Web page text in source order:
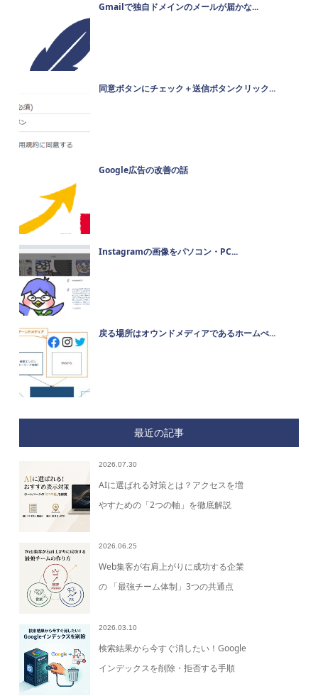
Gmailで独自ドメインのメールが届かな...
同意ボタンにチェック＋送信ボタンクリック...
Google広告の改善の話
Instagramの画像をパソコン・PC...
戻る場所はオウンドメディアであるホームぺ...
最近の記事
2026.07.30
AIに選ばれる対策とは？アクセスを増
やすための「2つの軸」を徹底解説
2026.06.25
Web集客が右肩上がりに成功する企業
の 「最強チーム体制」3つの共通点
2026.03.10
検索結果から今すぐ消したい！Google
インデックスを削除・拒否する手順